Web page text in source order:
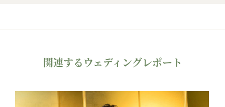
関連するウェディングレポート